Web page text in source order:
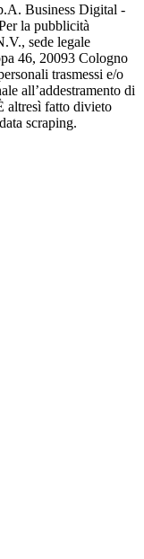
Business Digital -
la pubblicità
sede legale
46, 20093 Cologno
trasmessi e/o
all’addestramento di
altresì fatto divieto
scraping.